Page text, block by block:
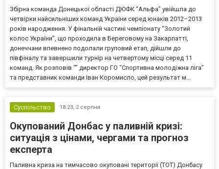
Збірна команда Донецької області ДЮФК “Альфа” увійшла до
четвірки найсильніших команд України серед юнаків 2012–2013
років народження. У фінальній частині чемпіонату “Золотий
колос України”, що проходила в Береговому на Закарпатті,
донеччани впевнено подолали груповий етап, дійшли до
півфіналу та завершили турнір на четвертому місці серед 11
команд. Як розповів “” директор ГО “Спортивна молодіжна ліга”
та представник команди Іван Коромисло, цей результат м...
Суспільство 18:23, 2 серпня
Окупований Донбас у паливній кризі:
ситуація з цінами, чергами та прогноз
експерта
Паливна криза на тимчасово окуповані території (ТОТ) Донбасу